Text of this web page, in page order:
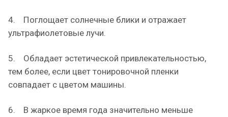
4. Поглощает солнечные блики и отражает
ультрафиолетовые лучи.
5. Обладает эстетической привлекательностью,
тем более, если цвет тонировочной пленки
совпадает с цветом машины.
6. В жаркое время года значительно меньше